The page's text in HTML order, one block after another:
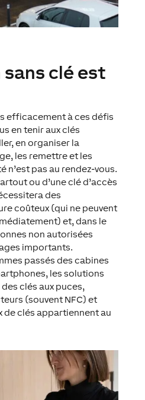
clé est
efficacement à ces défis
en tenir aux clés
en organiser la
les remettre et les
n’est pas au rendez-vous.
ou d’une clé d’accès
des
coûteux (qui ne peuvent
et, dans le
non autorisées
importants.
passés des cabines
les solutions
clés aux puces,
(souvent NFC) et
de clés appartiennent au